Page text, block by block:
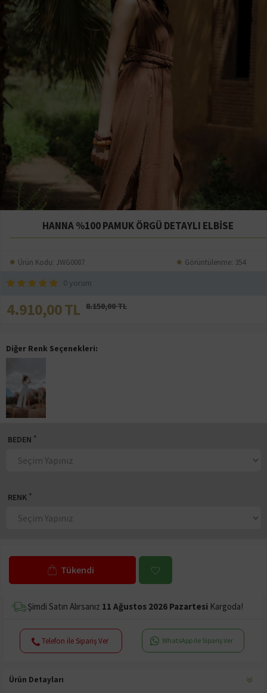
HANNA %100 PAMUK ÖRGÜ DETAYLI ELBİSE
Ürün Kodu: JWG0087 Görüntülenme: 354
0 yorum
4.910,00 TL 8.150,00 TL
Diğer Renk Seçenekleri:
BEDEN
RENK
Tükendi
Şimdi Satın Alırsanız 11 Ağustos 2026 Pazartesi Kargoda!
Telefon ile Sipariş Ver WhatsApp ile Sipariş Ver
Ürün Detayları